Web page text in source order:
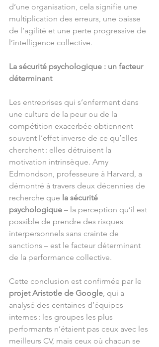
d’une organisation, cela signifie une
multiplication des erreurs, une baisse
de l’agilité et une perte progressive de
l’intelligence collective.
La sécurité psychologique : un facteur
déterminant
Les entreprises qui s’enferment dans
une culture de la peur ou de la
compétition exacerbée obtiennent
souvent l’effet inverse de ce qu’elles
cherchent : elles détruisent la
motivation intrinsèque. Amy
Edmondson, professeure à Harvard, a
démontré à travers deux décennies de
recherche que la sécurité
psychologique – la perception qu’il est
possible de prendre des risques
interpersonnels sans crainte de
sanctions – est le facteur déterminant
de la performance collective.
Cette conclusion est confirmée par le
projet Aristotle de Google , qui a
analysé des centaines d’équipes
internes : les groupes les plus
performants n’étaient pas ceux avec les
meilleurs CV, mais ceux où chacun se